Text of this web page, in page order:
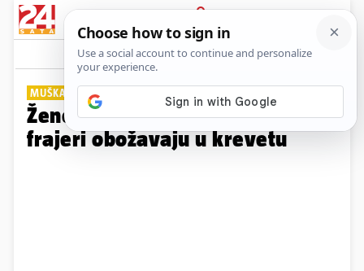
PRIJAVA
Galerija Komentari
MUŠKARCI PRIZNAJU
Žene, evo savjeta! Ove stvari
frajeri obožavaju u krevetu